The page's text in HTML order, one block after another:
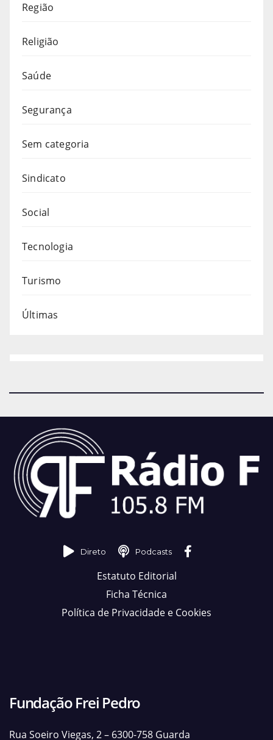
Região
Religião
Saúde
Segurança
Sem categoria
Sindicato
Social
Tecnologia
Turismo
Últimas
Direto Podcasts
Estatuto Editorial
Ficha Técnica
Política de Privacidade e Cookies
Fundação Frei Pedro
Rua Soeiro Viegas, 2 – 6300-758 Guarda